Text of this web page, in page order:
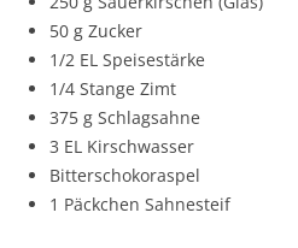
50 g Zucker
1/2 EL Speisestärke
1/4 Stange Zimt
375 g Schlagsahne
3 EL Kirschwasser
Bitterschokoraspel
1 Päckchen Sahnesteif